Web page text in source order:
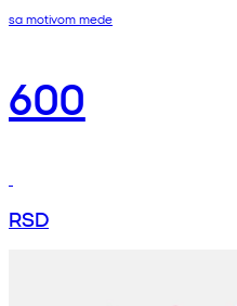
sa motivom mede
600
RSD